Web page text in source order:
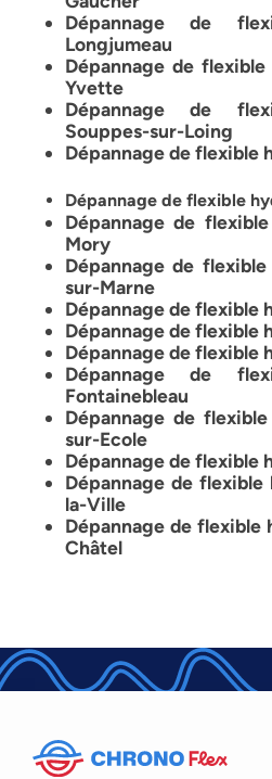
Dépannage de
Longjumeau
Dépannage de
Yvette
Dépannage de
Souppes-sur-Loing
Dépannage de flexible
Dépannage de flexible
Dépannage de
Mory
Dépannage de
sur-Marne
Dépannage de flexible
Dépannage de flexible
Dépannage de flexible
Dépannage de
Fontainebleau
Dépannage de
sur-Ecole
Dépannage de flexible
Dépannage de flexible
la-Ville
Dépannage de flexible
Châtel